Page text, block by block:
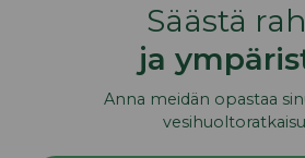
Säästä
ja
Anna meidän opastaa